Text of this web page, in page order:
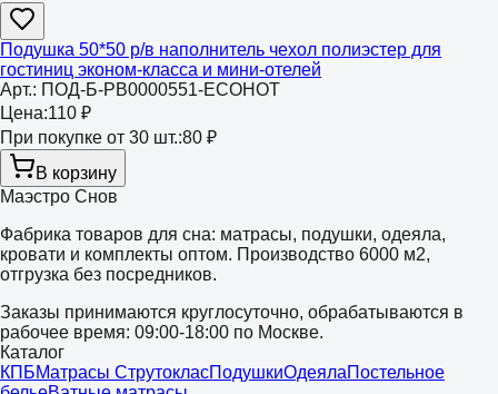
Подушка 50*50 р/в наполнитель чехол полиэстер для
гостиниц эконом-класса и мини-отелей
Арт.: ПОД-Б-РВ0000551-ECOHOT
Цена:110 ₽
При покупке от 30 шт.:80 ₽
В корзину
Маэстро Снов
Фабрика товаров для сна: матрасы, подушки, одеяла,
кровати и комплекты оптом. Производство 6000 м2,
отгрузка без посредников.
Заказы принимаются круглосуточно, обрабатываются в
рабочее время: 09:00-18:00 по Москве.
Каталог
КПБМатрасы СтрутокласПодушкиОдеялаПостельное